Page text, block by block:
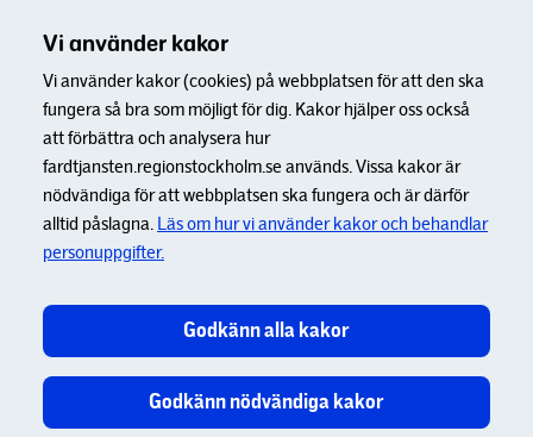
Vi använder kakor
Vi använder kakor (cookies) på webbplatsen för att den ska
fungera så bra som möjligt för dig. Kakor hjälper oss också
att förbättra och analysera hur
fardtjansten.regionstockholm.se används. Vissa kakor är
nödvändiga för att webbplatsen ska fungera och är därför
alltid påslagna. Läs om hur vi använder kakor och behandlar
personuppgifter.
Godkänn alla kakor
Godkänn nödvändiga kakor